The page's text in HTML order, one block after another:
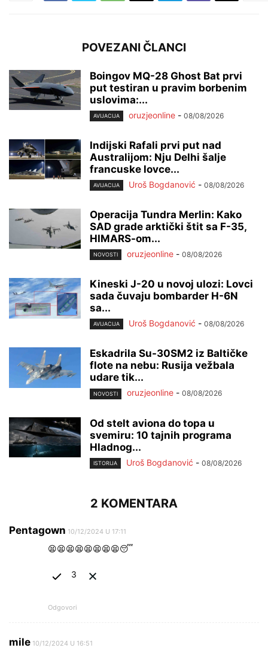
POVEZANI ČLANCI
Boingov MQ-28 Ghost Bat prvi
put testiran u pravim borbenim
uslovima:...
AVIJACIJA oruzjeonline - 08/08/2026
Indijski Rafali prvi put nad
Australijom: Nju Delhi šalje
francuske lovce...
AVIJACIJA Uroš Bogdanović - 08/08/2026
Operacija Tundra Merlin: Kako
SAD grade arktički štit sa F-35,
HIMARS-om...
NOVOSTI oruzjeonline - 08/08/2026
Kineski J-20 u novoj ulozi: Lovci
sada čuvaju bombarder H-6N
sa...
AVIJACIJA Uroš Bogdanović - 08/08/2026
Eskadrila Su-30SM2 iz Baltičke
flote na nebu: Rusija vežbala
udare tik...
NOVOSTI oruzjeonline - 08/08/2026
Od stelt aviona do topa u
svemiru: 10 tajnih programa
Hladnog...
ISTORIJA Uroš Bogdanović - 08/08/2026
2 KOMENTARA
Pentagown 10/12/2024 U 17:11
😫😫😫😫😫😫😫😫😴
3
Odgovori
mile 10/12/2024 U 16:51